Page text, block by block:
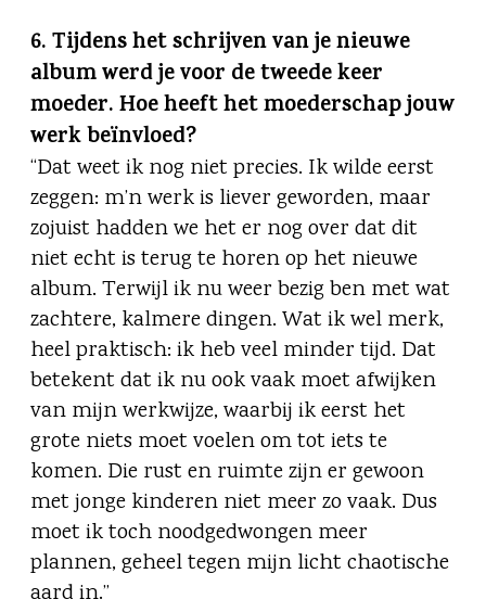
6.Tijdens het schrijven van je nieuwe
album werd je voor de tweede keer
moeder. Hoe heeft het moederschap jouw
werk beïnvloed?
“Dat weet ik nog niet precies. Ik wilde eerst
zeggen: m’n werk is liever geworden, maar
zojuist hadden we het er nog over dat dit
niet echt is terug te horen op het nieuwe
album. Terwijl ik nu weer bezig ben met wat
zachtere, kalmere dingen. Wat ik wel merk,
heel praktisch: ik heb veel minder tijd. Dat
betekent dat ik nu ook vaak moet afwijken
van mijn werkwijze, waarbij ik eerst het
grote niets moet voelen om tot iets te
komen. Die rust en ruimte zijn er gewoon
met jonge kinderen niet meer zo vaak. Dus
moet ik toch noodgedwongen meer
plannen, geheel tegen mijn licht chaotische
aard in.”